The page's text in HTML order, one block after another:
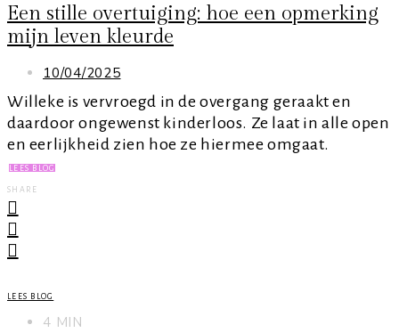
Een stille overtuiging: hoe een opmerking
mijn leven kleurde
10/04/2025
Willeke is vervroegd in de overgang geraakt en
daardoor ongewenst kinderloos. Ze laat in alle open
en eerlijkheid zien hoe ze hiermee omgaat.
LEES BLOG
SHARE
LEES BLOG
4 MIN